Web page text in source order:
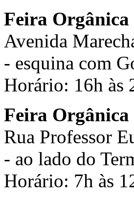
Feira
Avenida
- esquina com
Horário: 16h às
Feira Orgânica
Rua Professor
- ao lado do
Horário: 7h às